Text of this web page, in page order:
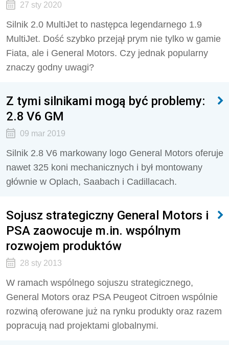
27 sty 2020
Silnik 2.0 MultiJet to następca legendarnego 1.9
MultiJet. Dość szybko przejął prym nie tylko w gamie
Fiata, ale i General Motors. Czy jednak popularny
znaczy godny uwagi?
Z tymi silnikami mogą być problemy:
2.8 V6 GM
09 mar 2019
Silnik 2.8 V6 markowany logo General Motors oferuje
nawet 325 koni mechanicznych i był montowany
głównie w Oplach, Saabach i Cadillacach.
Sojusz strategiczny General Motors i
PSA zaowocuje m.in. wspólnym
rozwojem produktów
28 sty 2013
W ramach wspólnego sojuszu strategicznego,
General Motors oraz PSA Peugeot Citroen wspólnie
rozwiną oferowane już na rynku produkty oraz razem
popracują nad projektami globalnymi.